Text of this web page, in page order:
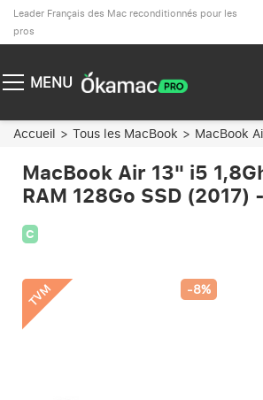
Leader Français des Mac reconditionnés pour les
pros
MENU
Accueil Tous les MacBook MacBook
MacBook Air 13" i5
RAM 128Go SSD (2017)
C
-8%
TVM